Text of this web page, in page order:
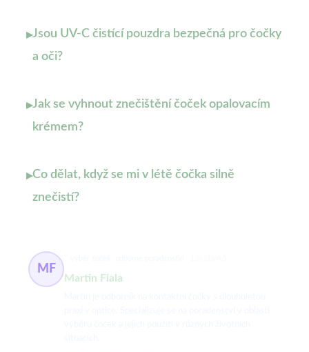
▸Jsou UV-C čistící pouzdra bezpečná pro čočky
a oči?
▸Jak se vyhnout znečištění čoček opalovacím
krémem?
▸Co dělat, když se mi v létě čočka silně
znečistí?
MF
Martin Fiala